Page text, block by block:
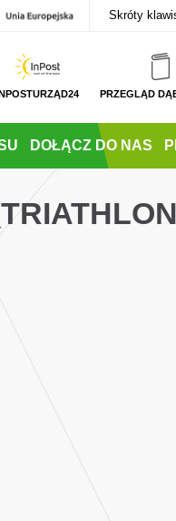
Skróty
PRZEGLĄD
DOŁĄCZ DO NAS